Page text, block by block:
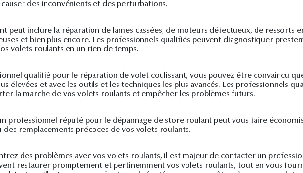
des inconvénients et des perturbations.
peut inclure la réparation de lames cassées, de moteurs défectueux, de ressorts
et bien plus encore. Les professionnels qualifiés peuvent diagnostiquer
volets roulants en un rien de temps.
qualifié pour le réparation de volet coulissant, vous pouvez être convaincu
élevées et avec les outils et les techniques les plus avancés. Les professionnels
la marche de vos volets roulants et empêcher les problèmes futurs.
professionnel réputé pour le dépannage de store roulant peut vous faire
des remplacements précoces de vos volets roulants.
des problèmes avec vos volets roulants, il est majeur de contacter un
restaurer promptement et pertinemment vos volets roulants, tout en vous